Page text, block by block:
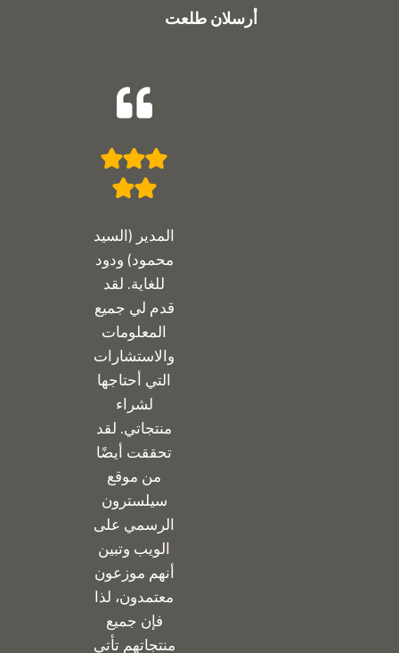
أرسلان طلعت
المدير (السيد
محمود) ودود
للغاية. لقد
قدم لي جميع
المعلومات
والاستشارات
التي أحتاجها
لشراء
منتجاتي. لقد
تحققت أيضًا
من موقع
سيلسترون
الرسمي على
الويب وتبين
أنهم موزعون
معتمدون، لذا
فإن جميع
منتجاتهم تأتي